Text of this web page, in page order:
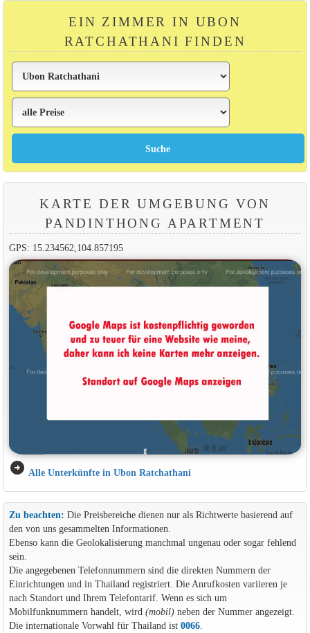
EIN ZIMMER IN UBON
RATCHATHANI FINDEN
KARTE DER UMGEBUNG VON
PANDINTHONG APARTMENT
GPS: 15.234562,104.857195
arrow_circle_right Alle Unterkünfte in Ubon Ratchathani
Zu beachten: Die Preisbereiche dienen nur als Richtwerte basierend auf
den von uns gesammelten Informationen.
Ebenso kann die Geolokalisierung manchmal ungenau oder sogar fehlend
sein.
Die angegebenen Telefonnummern sind die direkten Nummern der
Einrichtungen und in Thailand registriert. Die Anrufkosten variieren je
nach Standort und Ihrem Telefontarif. Wenn es sich um
Mobilfunknummern handelt, wird (mobil)neben der Nummer angezeigt.
Die internationale Vorwahl für Thailand ist 0066.